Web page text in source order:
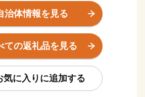
１８８ｃｍ反射望遠鏡を備え、半
内で最先端の天体研究が行われてい
、「天文のまち」としてもその名を
まして、心のふるさと「浅口」の
ければ幸いに存じます。
治体情報を見る
ての返礼品を見る
気に入りに追加する